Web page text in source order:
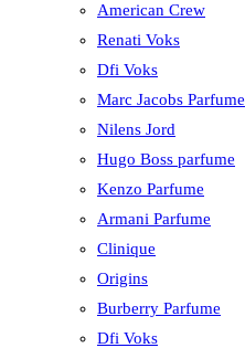
American Crew
Renati Voks
Dfi Voks
Marc Jacobs Parfume
Nilens Jord
Hugo Boss parfume
Kenzo Parfume
Armani Parfume
Clinique
Origins
Burberry Parfume
Dfi Voks